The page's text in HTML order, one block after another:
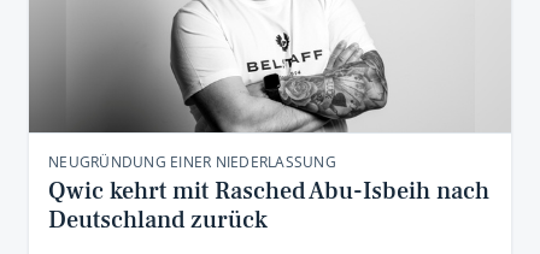
NEUGRÜNDUNG EINER NIEDERLASSUNG
Qwic kehrt mit Rasched Abu-Isbeih nach
Deutschland zurück